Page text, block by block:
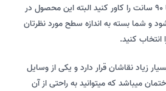
میباشد که میتوانید سطوح تا 90 سانت را کاور کنید البته این محصول در
و شما بسته به اندازه سطح مورد نظرتان
انتخاب کنید.
زیاد نقاشان قرار دارد و یکی از وسایل
میباشد که میتوانید به راحتی از آن